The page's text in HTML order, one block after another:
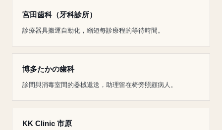
宮田歯科（牙科診所）
診療器具搬運自動化，縮短每診療程的等待時間。
博多たかの歯科
診間與消毒室間的器械遞送，助理留在椅旁照顧病人。
KK Clinic 市原